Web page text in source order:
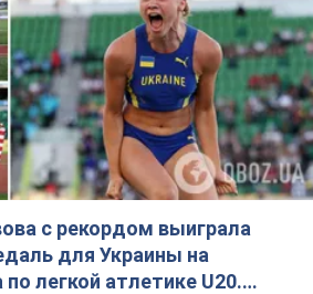
с рекордом выиграла
для Украины на
легкой атлетике U20.